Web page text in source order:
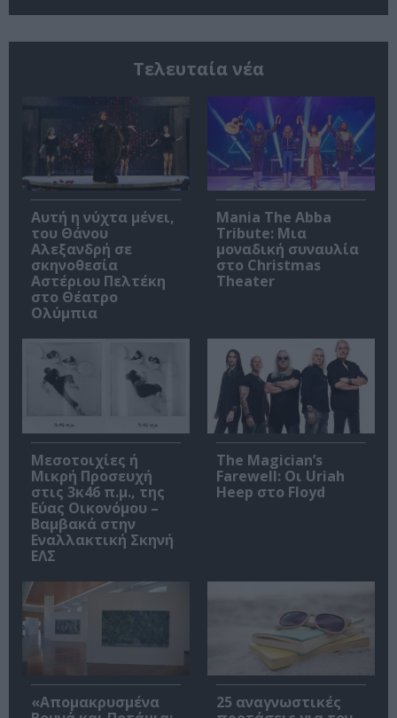
Τελευταία νέα
Αυτή η νύχτα μένει,
του Θάνου
Αλεξανδρή σε
σκηνοθεσία
Αστέριου Πελτέκη
στο Θέατρο
Ολύμπια
Mania The Abba
Tribute: Μια
μοναδική συναυλία
στο Christmas
Theater
Μεσοτοιχίες ή
Μικρή Προσευχή
στις 3κ46 π.μ., της
Εύας Οικονόμου –
Βαμβακά στην
Εναλλακτική Σκηνή
ΕΛΣ
The Magician’s
Farewell: Οι Uriah
Heep στο Floyd
«Απομακρυσμένα
25 αναγνωστικές